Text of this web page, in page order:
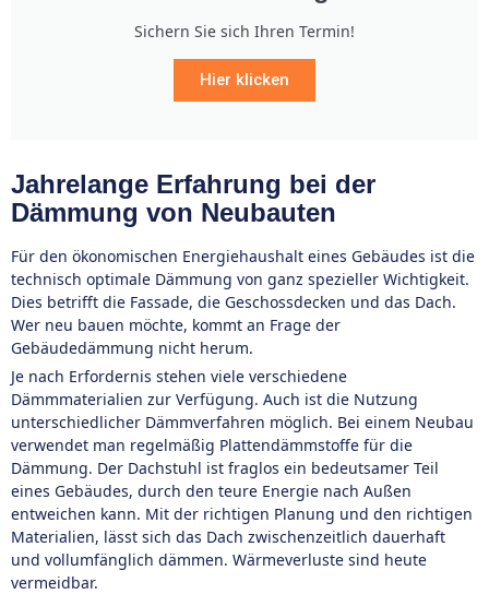
Sichern Sie sich Ihren Termin!
Hier klicken
Jahrelange Erfahrung bei der
Dämmung von Neubauten
Für den ökonomischen Energiehaushalt eines Gebäudes ist die
technisch optimale Dämmung von ganz spezieller Wichtigkeit.
Dies betrifft die Fassade, die Geschossdecken und das Dach.
Wer neu bauen möchte, kommt an Frage der
Gebäudedämmung nicht herum.
Je nach Erfordernis stehen viele verschiedene
Dämmmaterialien zur Verfügung. Auch ist die Nutzung
unterschiedlicher Dämmverfahren möglich. Bei einem Neubau
verwendet man regelmäßig Plattendämmstoffe für die
Dämmung. Der Dachstuhl ist fraglos ein bedeutsamer Teil
eines Gebäudes, durch den teure Energie nach Außen
entweichen kann. Mit der richtigen Planung und den richtigen
Materialien, lässt sich das Dach zwischenzeitlich dauerhaft
und vollumfänglich dämmen. Wärmeverluste sind heute
vermeidbar.